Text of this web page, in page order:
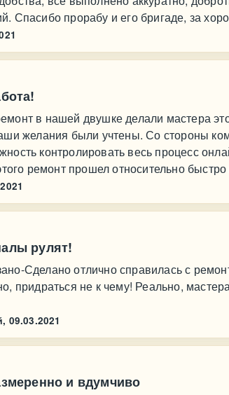
Спасибо прорабу и его бригаде, за
в нашей двушке делали мастера
желания были учтены. Со стороны
контролировать весь процесс
ремонт прошел относительно
рулят!
Сделано отлично справилась с
придраться не к чему! Реально,
09.03.2021
и вдумчиво